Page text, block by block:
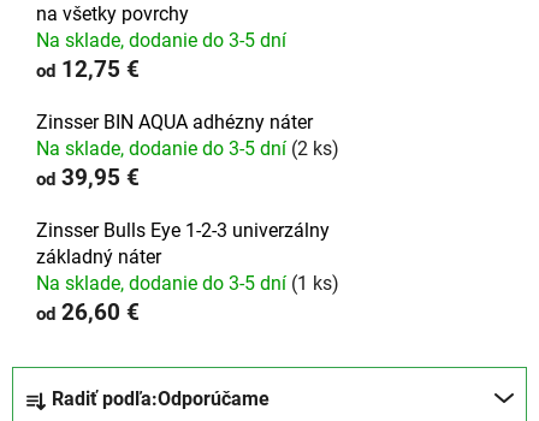
na všetky povrchy
Na sklade, dodanie do 3-5 dní
od 12,75 €
Zinsser BIN AQUA adhézny náter
Na sklade, dodanie do 3-5 dní (2 ks)
od 39,95 €
Zinsser Bulls Eye 1-2-3 univerzálny
základný náter
Na sklade, dodanie do 3-5 dní (1 ks)
od 26,60 €
Radiť podľa:Odporúčame